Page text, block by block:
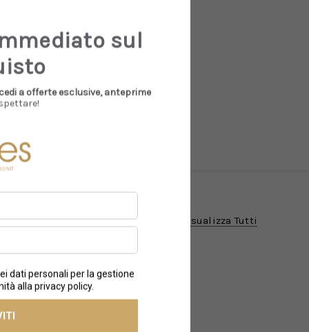
Visualizza Tutti
sul
a offerte esclusive, anteprime